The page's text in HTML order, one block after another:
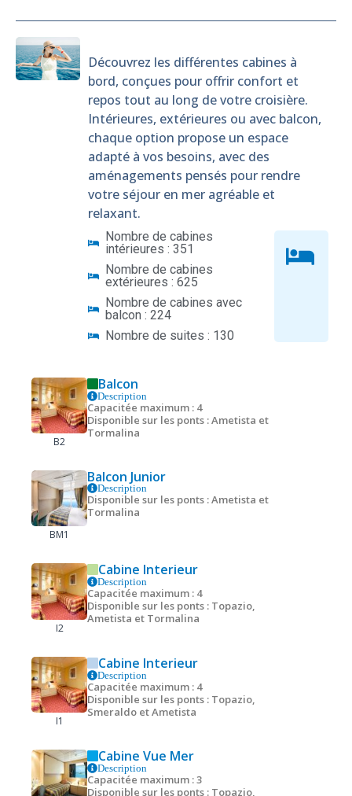
Découvrez les différentes cabines à
bord, conçues pour offrir confort et
repos tout au long de votre croisière.
Intérieures, extérieures ou avec balcon,
chaque option propose un espace
adapté à vos besoins, avec des
aménagements pensés pour rendre
votre séjour en mer agréable et
relaxant.
Nombre de cabines
intérieures : 351
Nombre de cabines
extérieures : 625
Nombre de cabines avec
balcon : 224
Nombre de suites : 130
B2
Balcon
Description
Capacitée maximum : 4
Disponible sur les ponts : Ametista et
Tormalina
BM1
Balcon Junior
Description
Disponible sur les ponts : Ametista et
Tormalina
I2
Cabine Interieur
Description
Capacitée maximum : 4
Disponible sur les ponts : Topazio,
Ametista et Tormalina
I1
Cabine Interieur
Description
Capacitée maximum : 4
Disponible sur les ponts : Topazio,
Smeraldo et Ametista
Cabine Vue Mer
Description
Capacitée maximum : 3
Disponible sur les ponts : Topazio,